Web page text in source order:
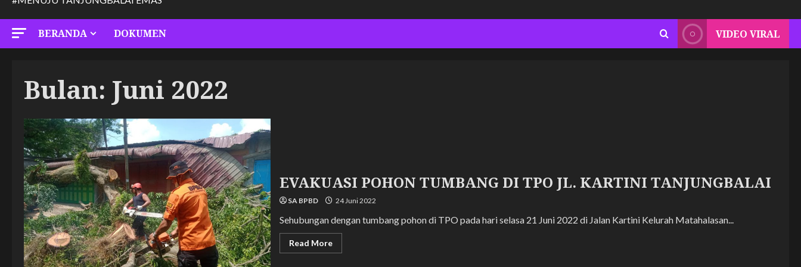
BERANDA DOKUMEN VIDEO VIRAL
Bulan: Juni 2022
EVAKUASI POHON TUMBANG DI TPO JL. KARTINI TANJUNGBALAI
SA BPBD 24 Juni 2022
Sehubungan dengan tumbang pohon di TPO pada hari selasa 21 Juni 2022 di Jalan Kartini Kelurah Matahalasan...
Read MoreRead
more